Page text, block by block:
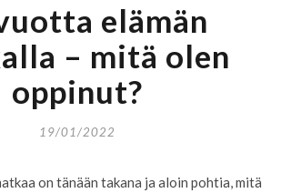
elämän
– mitä olen
oppinut?
19/01/2022
on tänään takana ja aloin pohtia, mitä